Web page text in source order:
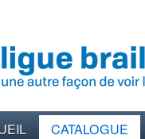
CATALOGUE